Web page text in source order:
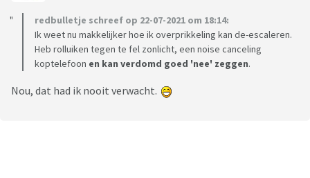
redbulletje schreef op 22-07-2021 om 18:14:
Ik weet nu makkelijker hoe ik overprikkeling kan de-escaleren.
Heb rolluiken tegen te fel zonlicht, een noise canceling
koptelefoon en kan verdomd goed 'nee' zeggen.
Nou, dat had ik nooit verwacht.